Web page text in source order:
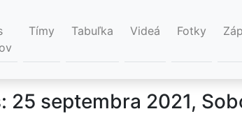
Tímy Tabuľka Videá Fotky
25 septembra 2021,